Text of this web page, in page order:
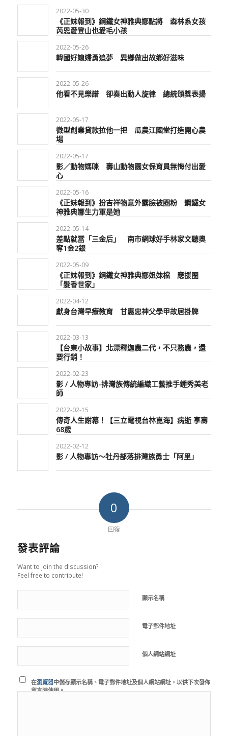
2022-05-30
《正妹報到》鋼鐵女神雅典娜點將 森林系女孩
芮恩愛登山也愛毛小孩
2022-05-26
韓國好媳婦勇追夢 異鄉做出故鄉好滋味
2022-05-26
他看不見樂譜 卻奏出動人旋律 總統頒獎表揚
2022-05-17
微型創業貸款拉他一把 瓜農江國堂打造開心農
場
2022-05-17
影／動物媽咪 壽山動物園女保育員無悔付出愛
心
2022-05-16
《正妹報到》扮吉祥物意外露臉被圈粉 鋼鐵女
神雅典娜生力軍是她
2022-05-14
差點就當「三金后」 南市網球好手林家文聽奧
奪1金2銀
2022-05-09
《正妹報到》鋼鐵女神雅典娜姐妹檔 應援圈
「髮香世家」
2022-04-12
獻身台灣早療教育 甘惠忠神父學甲故居掛牌
2022-03-13
【台東小故事】北漂釋迦農二代，不只務農，還
要行銷！
2022-02-23
影 / 人物專訪-排灣族傳統編織工藝推手鍾秀美老
師
2022-02-15
傳奇人生謝幕！【三立電視台林崑海】病逝 享壽
68歲
2022-02-12
影 / 人物專訪～牡丹部落排灣族勇士「阿里」
0
回復
發表評論
Want to join the discussion?
Feel free to contribute!
顯示名稱
電子郵件地址
個人網站網址
在瀏覽器中儲存顯示名稱、電子郵件地址及個人網站網址，以供下次發佈
留言時使用。